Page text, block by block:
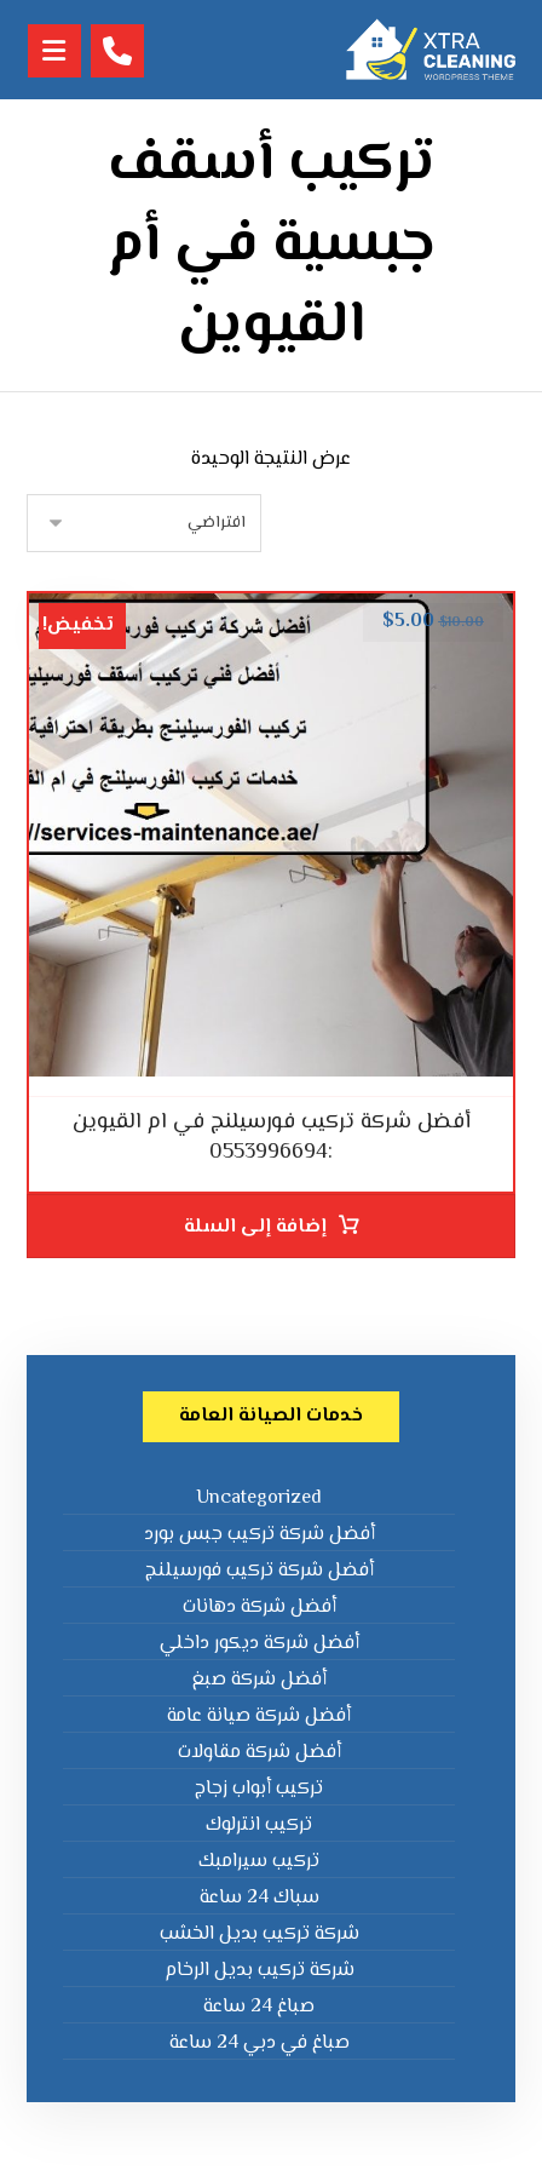
تركيب أسقف
جبسية في أم
القيوين
عرض النتيجة الوحيدة
أفضل شركة تركيب فورسيلنج في ام القيوين
:0553996694
$10.00
$5.00 تخفيض!
إضافة إلى السلة
خدمات الصيانة العامة
Uncategorized
أفضل شركة تركيب جبس بورد
أفضل شركة تركيب فورسيلنج
أفضل شركة دهانات
أفضل شركة ديكور داخلي
أفضل شركة صبغ
أفضل شركة صيانة عامة
أفضل شركة مقاولات
تركيب أبواب زجاج
تركيب انترلوك
تركيب سيرامبك
سباك 24 ساعة
شركة تركيب بديل الخشب
شركة تركيب بديل الرخام
صباغ 24 ساعة
صباغ في دبي 24 ساعة